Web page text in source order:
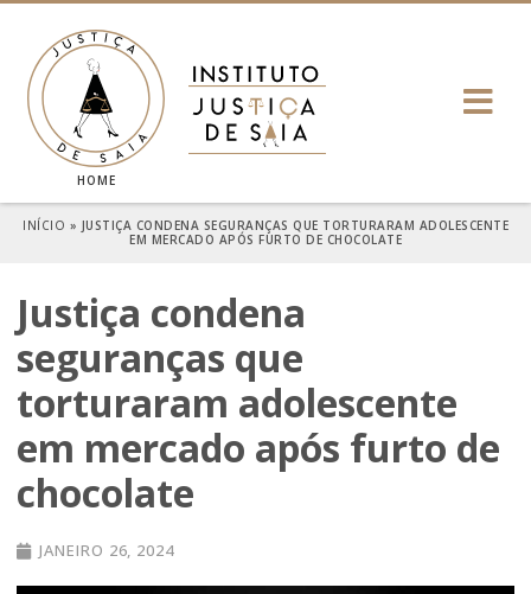
HOME
INÍCIO » JUSTIÇA CONDENA SEGURANÇAS QUE TORTURARAM ADOLESCENTE
EM MERCADO APÓS FURTO DE CHOCOLATE
Justiça condena
seguranças que
torturaram adolescente
em mercado após furto de
chocolate
JANEIRO 26, 2024